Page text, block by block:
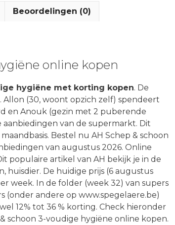
Beoordelingen (0)
online kopen
hygiëne met korting kopen. De
(30, woont opzich zelf) spendeert
en Anouk (gezin met 2 puberende
van de supermarkt. Dit
Bestel nu AH Schep & schoon
van augustus 2026. Online
populaire artikel van AH bekijk je in de
huisdier. De huidige prijs (6 augustus
week. In de folder (week 32) van supers
(onder andere op www.spegelaere.be)
12% tot 36 % korting. Check hieronder
schoon 3-voudige hygiëne online kopen.